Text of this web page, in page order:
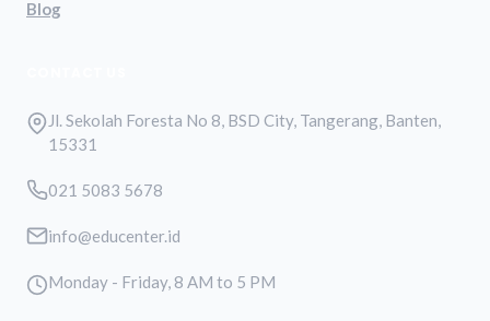
Blog
Jl. Sekolah Foresta No 8, BSD City, Tangerang, Banten,
15331
021 5083 5678
info@educenter.id
Monday - Friday, 8 AM to 5 PM